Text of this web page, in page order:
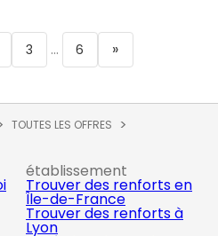
3 ... 6 »
TOUTES LES OFFRES
établissement
Trouver des renforts en
Île-de-France
Trouver des renforts à
Lyon